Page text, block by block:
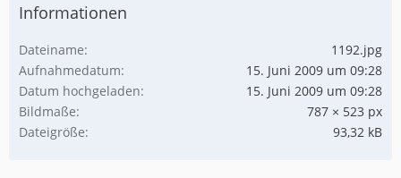
Informationen
Dateiname
1192.jpg
Aufnahmedatum
15. Juni 2009 um 09:28
Datum hochgeladen
15. Juni 2009 um 09:28
Bildmaße
787 × 523 px
Dateigröße
93,32 kB